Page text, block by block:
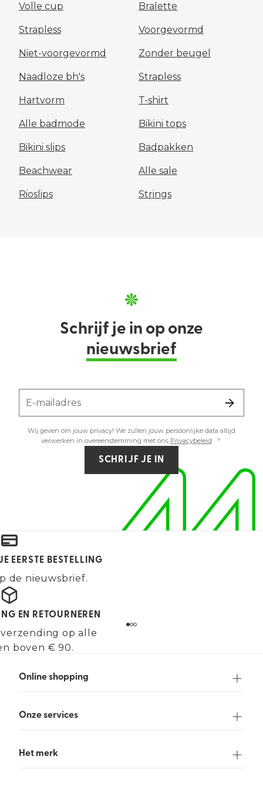
Volle cup Bralette
Strapless Voorgevormd
Niet-voorgevormd Zonder beugel
Naadloze bh's Strapless
Hartvorm T-shirt
Alle badmode Bikini tops
Bikini slips Badpakken
Beachwear Alle sale
Rioslips Strings
Schrijf je in op onze
nieuwsbrief
E-mailadres
Wij geven om jouw privacy! We zullen jouw persoonlijke data altijd
verwerken in overeenstemming met ons Privacybeleid.
SCHRIJF JE IN
EERSTE BESTELLING
de nieuwsbrief.
EN RETOURNEREN
op alle
boven € 90.
Online shopping
Onze services
Het merk